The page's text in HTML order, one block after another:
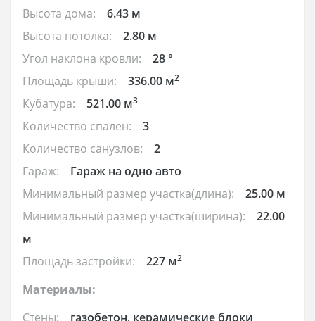
Высота дома:
6.43 м
Высота потолка:
2.80 м
Угол наклона кровли:
28 °
Площадь крыши:
336.00 м2
Кубатура: 521.00 м3
Количество спален:
3
Количество санузлов:
2
Гараж:
Гараж на одно авто
Минимальный размер участка(длина):
25.00 м
Минимальный размер участка(ширина):
22.00
м
Площадь застройки:
227 м2
Материалы:
Стены:
газобетон, керамические блоки